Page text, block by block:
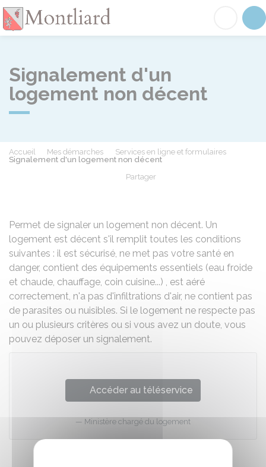
Signalement d'un
logement non décent
Accueil Mes démarches
Services en ligne et formulaires
Signalement d'un logement non décent
Partager
Permet de signaler un logement non décent. Un
logement est décent s'il remplit toutes les conditions
suivantes : il est sécurisé, ne met pas votre santé en
danger, contient des équipements essentiels (eau froide
et chaude, chauffage, coin cuisine...) , est aéré
correctement, n'a pas d'infiltrations d'air, ne contient pas
de parasites ou nuisibles. Si le logement ne respecte pas
un ou plusieurs critères ou si vous avez un doute, vous
pouvez déposer un signalement.
Accéder au téléservice
Ministère chargé du logement